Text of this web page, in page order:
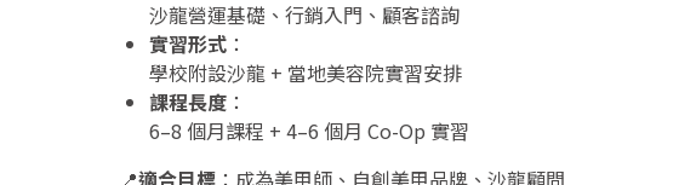
沙龍營運基礎、行銷入門、顧客諮詢
實習形式 ：
學校附設沙龍 + 當地美容院實習安排
課程長度 ：
6–8 個月課程 + 4–6 個月 Co-Op 實習
📍適合目標 ：成為美甲師、自創美甲品牌、沙龍顧問